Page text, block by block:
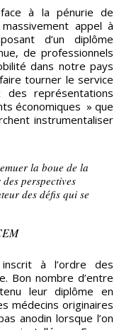
à la pénurie de
appel à
d’un diplôme
de professionnels
dans notre pays
tourner le service
représentations
économiques » que
instrumentaliser
la boue de la
perspectives
des défis qui se
à l’ordre des
Bon nombre d’entre
leur diplôme en
médecins originaires
anodin lorsque l’on